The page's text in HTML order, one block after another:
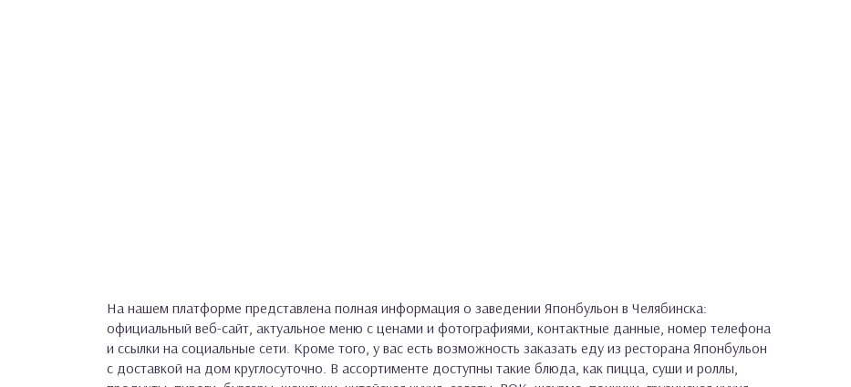
На нашем платформе представлена полная информация о заведении Японбульон в Челябинска:
официальный веб-сайт, актуальное меню с ценами и фотографиями, контактные данные, номер телефона
и ссылки на социальные сети. Кроме того, у вас есть возможность заказать еду из ресторана Японбульон
с доставкой на дом круглосуточно. В ассортименте доступны такие блюда, как пицца, суши и роллы,